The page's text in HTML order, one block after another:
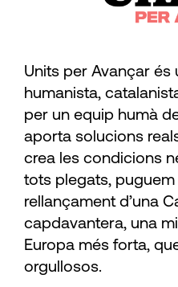
Units per Avançar és
humanista,
per un equip humà
aporta solucions
crea les condicions
tots plegats,
rellançament d’una
capdavantera, una
Europa més forta,
orgullosos.